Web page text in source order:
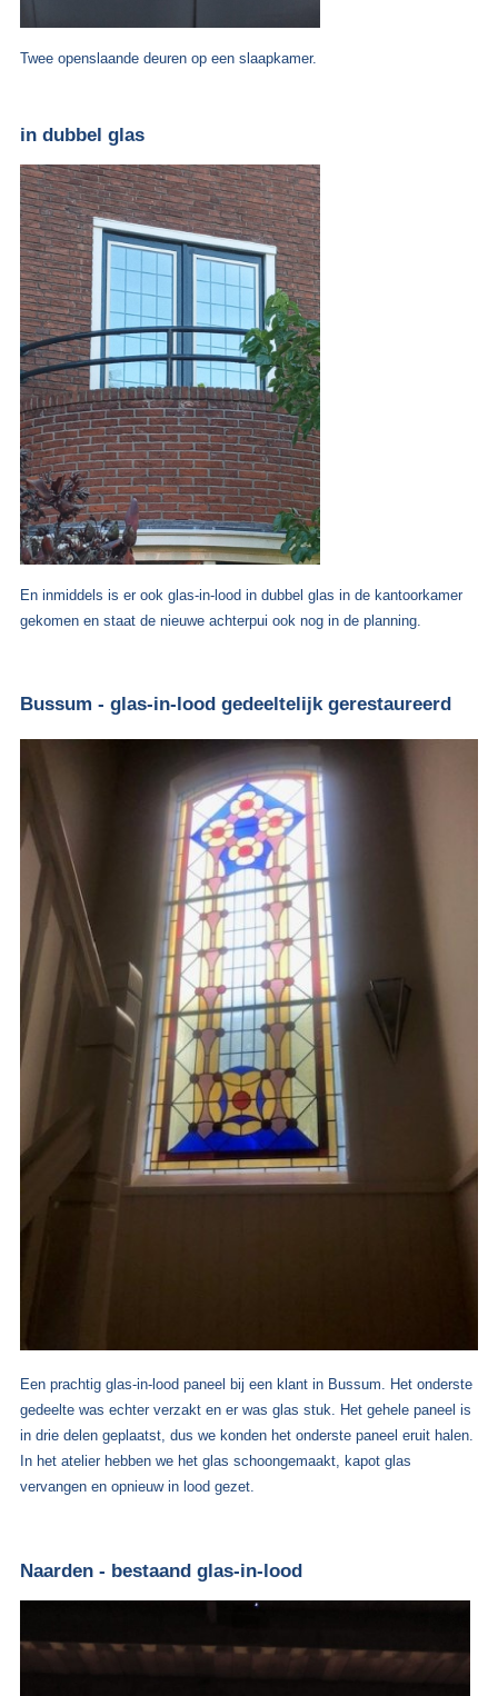
Twee openslaande deuren op een slaapkamer.
in dubbel glas
En inmiddels is er ook glas-in-lood in dubbel glas in de kantoorkamer
gekomen en staat de nieuwe achterpui ook nog in de planning.
Bussum - glas-in-lood gedeeltelijk gerestaureerd
Een prachtig glas-in-lood paneel bij een klant in Bussum. Het onderste
gedeelte was echter verzakt en er was glas stuk. Het gehele paneel is
in drie delen geplaatst, dus we konden het onderste paneel eruit halen.
In het atelier hebben we het glas schoongemaakt, kapot glas
vervangen en opnieuw in lood gezet.
Naarden - bestaand glas-in-lood